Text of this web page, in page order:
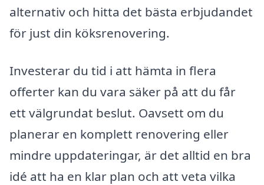
alternativ och hitta det bästa erbjudandet
för just din köksrenovering.
Investerar du tid i att hämta in flera
offerter kan du vara säker på att du får
ett välgrundat beslut. Oavsett om du
planerar en komplett renovering eller
mindre uppdateringar, är det alltid en bra
idé att ha en klar plan och att veta vilka